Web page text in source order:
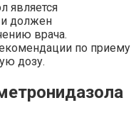
является
должен
врача.
по приему
дозу.